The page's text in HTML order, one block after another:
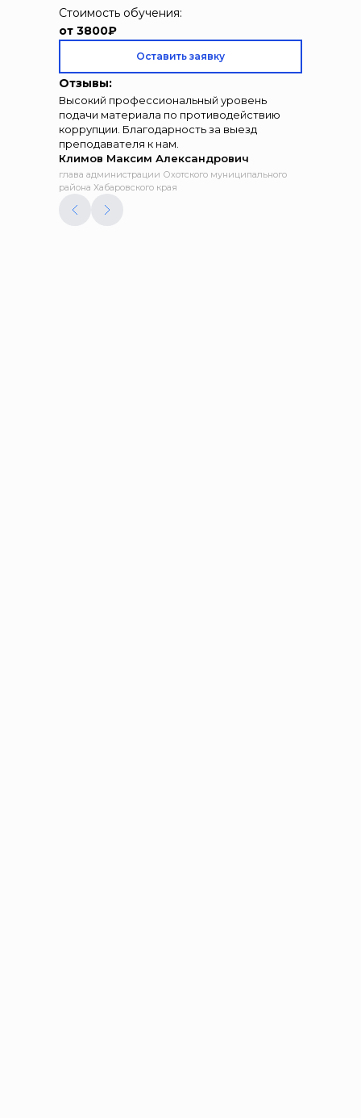
Стоимость обучения:
от 3800₽
Оставить заявку
Отзывы:
Высокий профессиональный уровень
подачи материала по противодействию
коррупции. Благодарность за выезд
преподавателя к нам.
Климов Максим Александрович
глава администрации Охотского муниципального
района Хабаровского края